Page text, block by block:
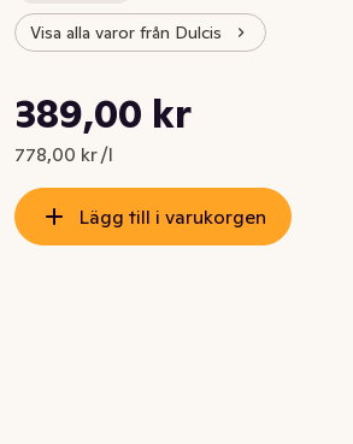
Visa alla varor från Dulcis
Nuvarande pris är: 389,00 kr
389,00 kr
778,00 kr /l
Styckpris: 778,00 kr /l
Lägg till i varukorgen